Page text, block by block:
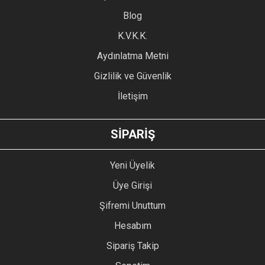
Ürün bilgilerinde hatalar bulunuyor.
Ürün fiyatı diğer sitelerden daha pahalı.
GÖNDER
Blog
K.V.K.K.
Aydınlatma Metni
Gizlilik ve Güvenlik
İletişim
SİPARİŞ
Yeni Üyelik
Üye Girişi
Şifremi Unuttum
Hesabım
Sipariş Takip